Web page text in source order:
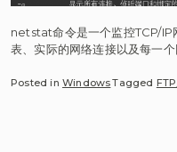
netstat命令是一个监控TCP/IP
表、实际的网络连接以及每一个
Posted inWindowsTagged